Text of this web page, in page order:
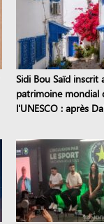
Sidi Bou Saïd inscrit
patrimoine mondial
l'UNESCO : après